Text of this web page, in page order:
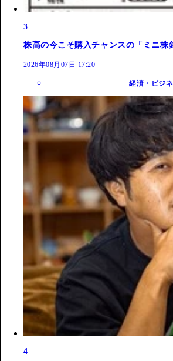
3
株高の今こそ購入チャンスの「ミニ株
2026年08月07日 17:20
経済・ビジ
4